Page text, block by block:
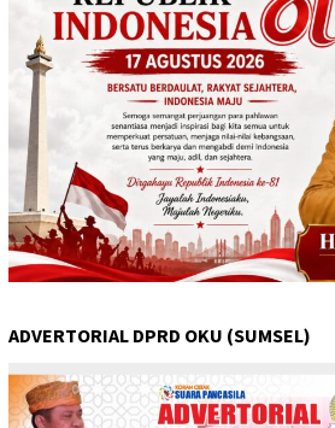
ADVERTORIAL DPRD OKU (SUMSEL)